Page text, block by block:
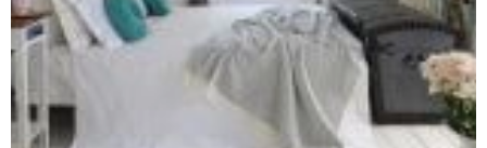
INNE